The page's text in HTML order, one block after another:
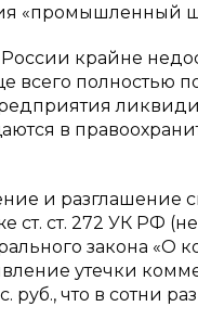
«промышленный
крайне
всего
в
и
ст. ст. 272 УК РФ
закона «О
утечки
руб., что в сотни